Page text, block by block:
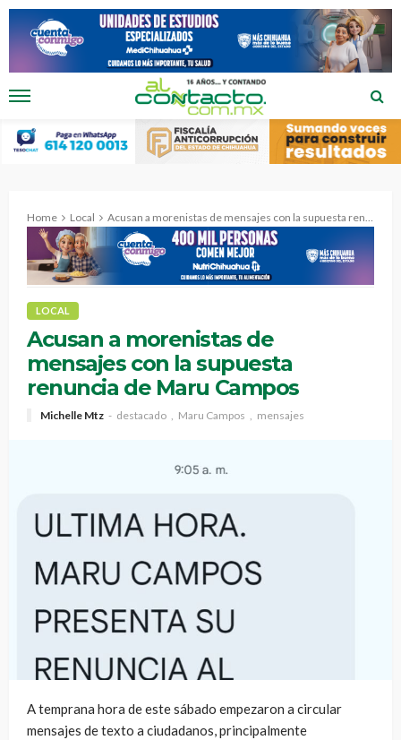
Home Local Acusan a morenistas de mensajes con la supuesta renuncia de Maru Campos
LOCAL
Acusan a morenistas de
mensajes con la supuesta
renuncia de Maru Campos
Michelle Mtz destacado Maru Campos mensajes
A temprana hora de este sábado empezaron a circular
mensajes de texto a ciudadanos, principalmente